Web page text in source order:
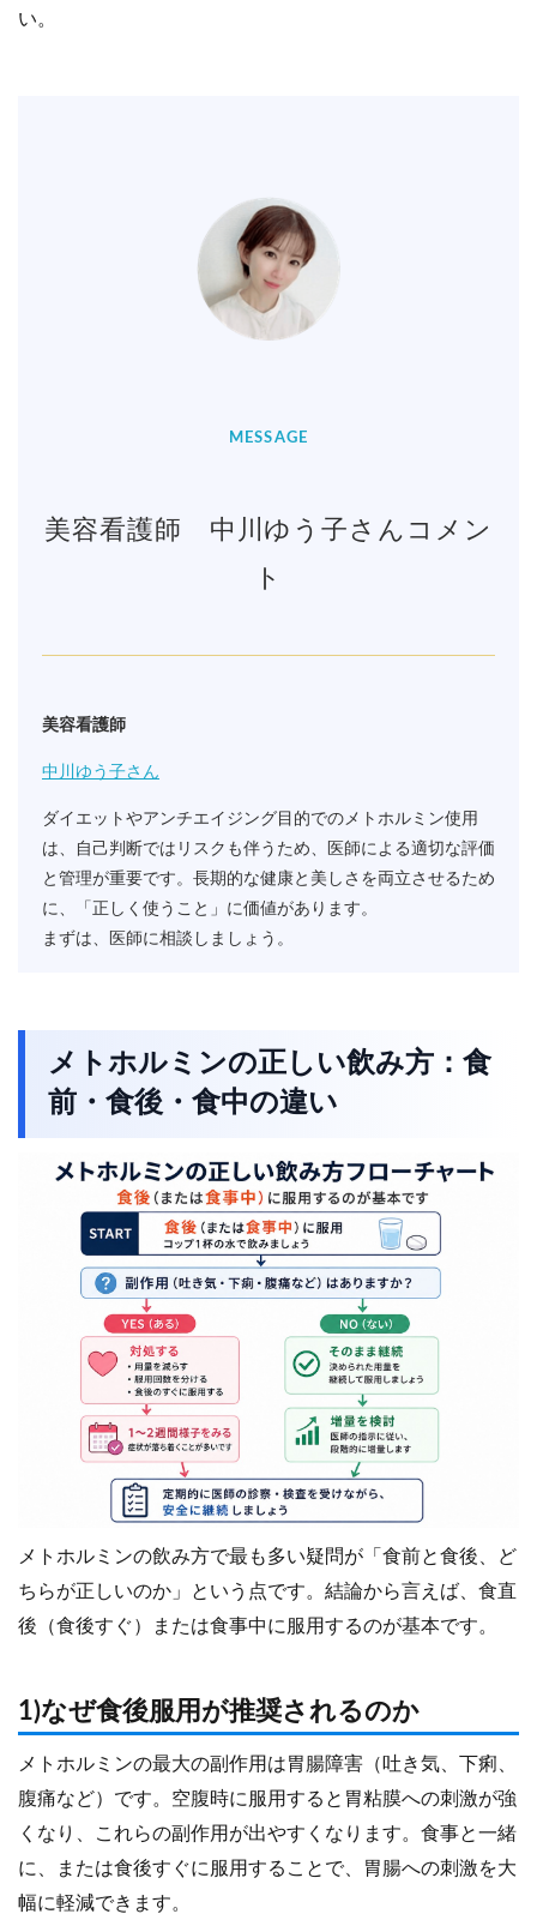
い。
MESSAGE
美容看護師 中川ゆう子さんコメン
ト
美容看護師
中川ゆう子さん
ダイエットやアンチエイジング目的でのメトホルミン使用
は、自己判断ではリスクも伴うため、医師による適切な評価
と管理が重要です。長期的な健康と美しさを両立させるため
に、「正しく使うこと」に価値があります。
まずは、医師に相談しましょう。
メトホルミンの正しい飲み方：食
前・食後・食中の違い
メトホルミンの飲み方で最も多い疑問が「食前と食後、ど
ちらが正しいのか」という点です。結論から言えば、食直
後（食後すぐ）または食事中に服用するのが基本です。
1)なぜ食後服用が推奨されるのか
メトホルミンの最大の副作用は胃腸障害（吐き気、下痢、
腹痛など）です。空腹時に服用すると胃粘膜への刺激が強
くなり、これらの副作用が出やすくなります。食事と一緒
に、または食後すぐに服用することで、胃腸への刺激を大
幅に軽減できます。